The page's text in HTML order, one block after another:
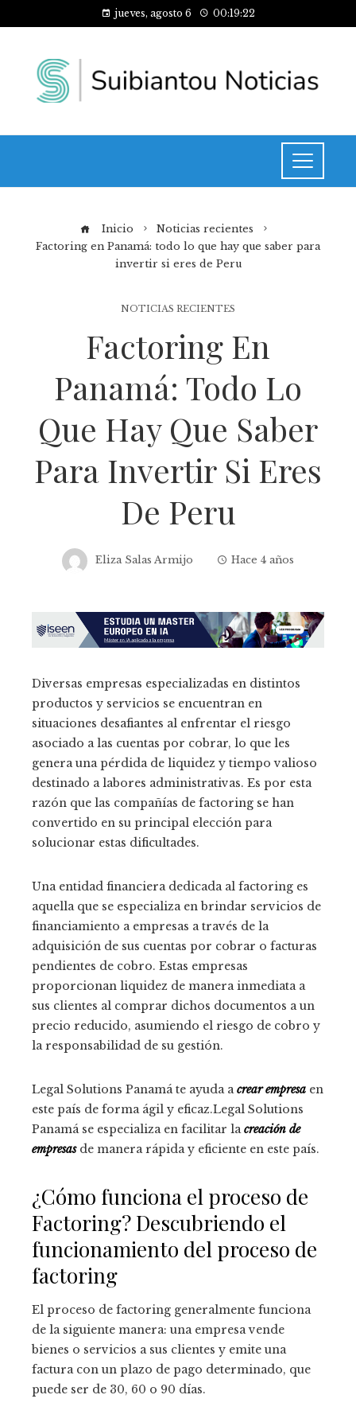
jueves, agosto 6 00:19:22
Inicio
Noticias recientes
Factoring en Panamá: todo lo que hay que saber para
invertir si eres de Peru
NOTICIAS RECIENTES
Factoring En
Panamá: Todo Lo
Que Hay Que Saber
Para Invertir Si Eres
De Peru
Eliza Salas Armijo Hace 4 años
Diversas empresas especializadas en distintos
productos y servicios se encuentran en
situaciones desafiantes al enfrentar el riesgo
asociado a las cuentas por cobrar, lo que les
genera una pérdida de liquidez y tiempo valioso
destinado a labores administrativas. Es por esta
razón que las compañías de factoring se han
convertido en su principal elección para
solucionar estas dificultades.
Una entidad financiera dedicada al factoring es
aquella que se especializa en brindar servicios de
financiamiento a empresas a través de la
adquisición de sus cuentas por cobrar o facturas
pendientes de cobro. Estas empresas
proporcionan liquidez de manera inmediata a
sus clientes al comprar dichos documentos a un
precio reducido, asumiendo el riesgo de cobro y
la responsabilidad de su gestión.
Legal Solutions Panamá te ayuda acrear empresa en
este país de forma ágil y eficaz.Legal Solutions
Panamá se especializa en facilitar lacreación de
empresasde manera rápida y eficiente en este país.
¿Cómo funciona el proceso de
Factoring? Descubriendo el
funcionamiento del proceso de
factoring
El proceso de factoring generalmente funciona
de la siguiente manera: una empresa vende
bienes o servicios a sus clientes y emite una
factura con un plazo de pago determinado, que
puede ser de 30, 60 o 90 días.